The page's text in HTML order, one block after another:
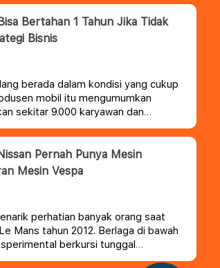
Bertahan 1 Tahun Jika Tidak
Bisnis
berada dalam kondisi yang cukup
mobil itu mengumumkan
sekitar 9.000 karyawan dan
sebesar 20% karena penjualan
dan Tiongkok.
Pernah Punya Mesin
Mesin Vespa
perhatian banyak orang saat
Mans tahun 2012. Berlaga di bawah
berkursi tunggal
ini ditenagai oleh mesin 1,5 liter